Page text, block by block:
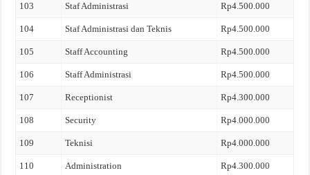
103 Staf Administrasi Rp4.500.000
104 Staf Administrasi dan Teknis Rp4.500.000
105 Staff Accounting Rp4.500.000
106 Staff Administrasi Rp4.500.000
107 Receptionist Rp4.300.000
108 Security Rp4.000.000
109 Teknisi Rp4.000.000
110 Administration Rp4.300.000